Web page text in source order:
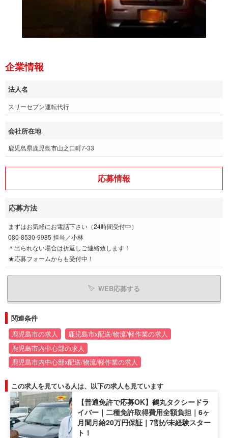
企業情報
法人名
スリーセブン運転代行
会社所在地
鹿児島県鹿児島市山之口町7-33
応募情報
応募方法
まずはお気軽にお電話下さい（24時間受付中）
080-8530-9985 担当／小林
＊出られない場合は折返しご連絡致します！
★応募フォームからも受付中！
WEB応募する
関連条件
鹿児島市の求人
鹿児島市x配送/物流/軽作業の求人
鹿児島市内中心部の求人
鹿児島市内中心部x配送/物流/軽作業の求人
この求人を見ている人は、以下の求人も見ています
【普通免許で応募OK】鶴丸タクシードラ
イバー｜二種免許取得費用全額負担｜6ヶ
月間月給20万円保証｜7割が未経験スター
ト！